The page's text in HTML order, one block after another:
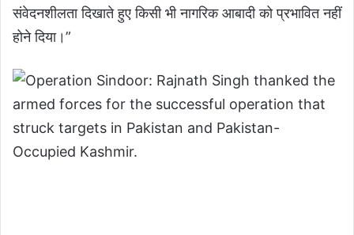
संवेदनशीलता दिखाते हुए किसी भी नागरिक आबादी को प्रभावित नहीं
होने दिया।”